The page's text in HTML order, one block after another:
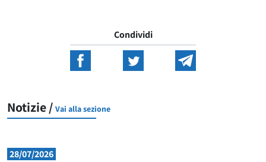
Condividi
Notizie / Vai alla sezione
28/07/2026